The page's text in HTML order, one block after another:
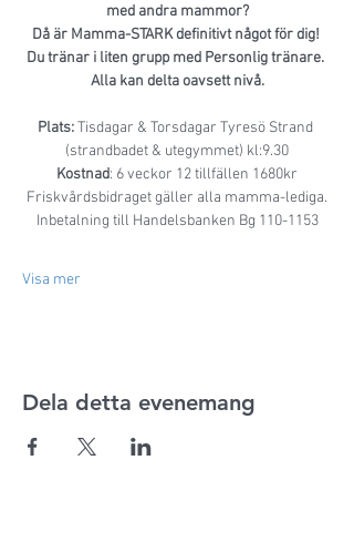
med andra mammor?
Då är Mamma-STARK definitivt något för dig!
Du tränar i liten grupp med Personlig tränare.
Alla kan delta oavsett nivå.
Plats: Tisdagar & Torsdagar Tyresö Strand
(strandbadet & utegymmet) kl:9.30
Kostnad: 6 veckor 12 tillfällen 1680kr
Friskvårdsbidraget gäller alla mamma-lediga.
Inbetalning till Handelsbanken Bg 110-1153
Visa mer
Dela detta evenemang